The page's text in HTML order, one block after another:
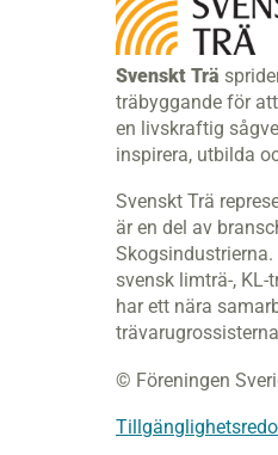
Svenskt Trä
träbyggande för
en livskraftig
inspirera, utbilda
Svenskt Trä
är en del av
svensk limträ-,
har ett nära
© Föreningen